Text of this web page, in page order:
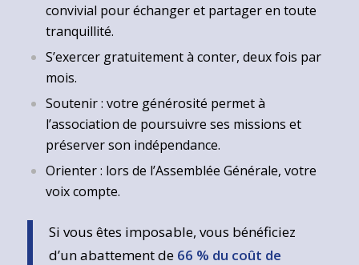
convivial pour échanger et partager en toute
tranquillité.
S’exercer gratuitement à conter, deux fois par
mois.
Soutenir : votre générosité permet à
l’association de poursuivre ses missions et
préserver son indépendance.
Orienter : lors de l’Assemblée Générale, votre
voix compte.
Si vous êtes imposable, vous bénéficiez
d’un abattement de 66 % du coût de